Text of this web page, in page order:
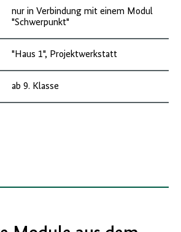
nur in Verbindung mit einem Modul
"Schwerpunkt"
"Haus 1", Projektwerkstatt
ab 9. Klasse